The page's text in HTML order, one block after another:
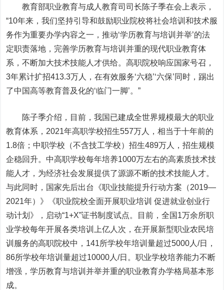
教育部职业教育与成人教育司司长陈子季在会上表示，
“10年来，我们坚持引导和鼓励职业院校将社会培训和技术服
务作为重要办学内容之一，推动‘学历教育与培训并举’的法
定职责落地，完善学历教育与培训并重的现代职业教育体
系，不断加大技术技能人才供给。高职院校响应国家号召，
3年累计扩招413.3万人，在有效服务‘六稳’‘六保’同时，踢出
了中国高等教育普及化的‘临门一脚’。”
陈子季介绍，目前，我国已建成全世界规模最大的职业
教育体系，2021年高职学校招生557万人，相当于十年前的
1.8倍；中职学校（不含技工学校）招生489万人，招生规模
企稳回升。中高职学校每年培养1000万左右的高素质技术技
能人才，为经济社会发展提供了源源不断的技术技能人才。
与此同时，国家先后出台《职业技能提升行动方案（2019—
2021年）》《职业院校全面开展职业培训 促进就业创业行
动计划》，启动“1+X”证书制度试点。目前，全国1万余所职
业学校每年开展各类培训上亿人次，在开展新型职业农民培
训服务的高职院校中，141所学校年培训量超过5000人/日，
86所学校年培训量超过10000人/日。职业学校培养能力不断
增强，学历教育与培训并举并重的职业教育办学格局基本形
成。